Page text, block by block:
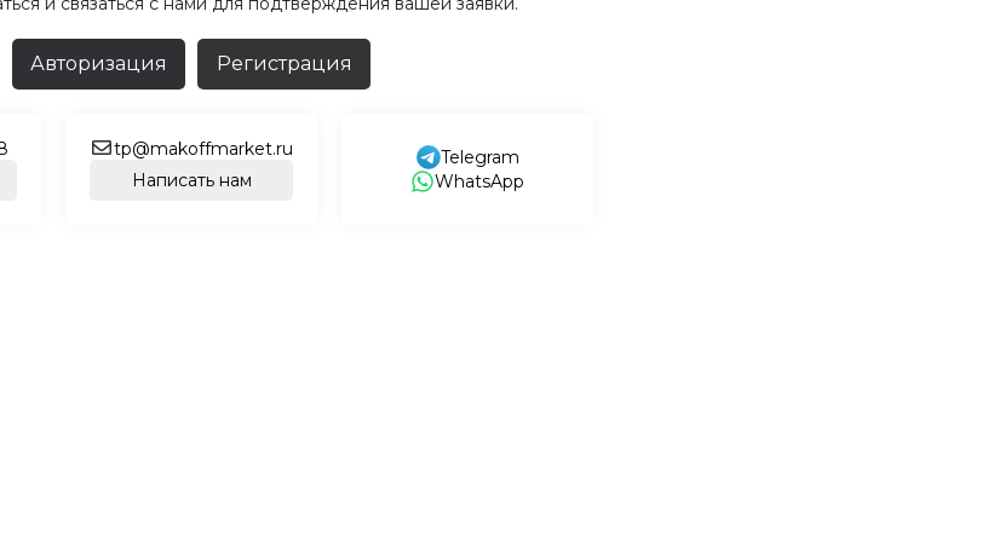
Авторизация Регистрация
tp@makoffmarket.ru
Написать нам
Telegram
WhatsApp